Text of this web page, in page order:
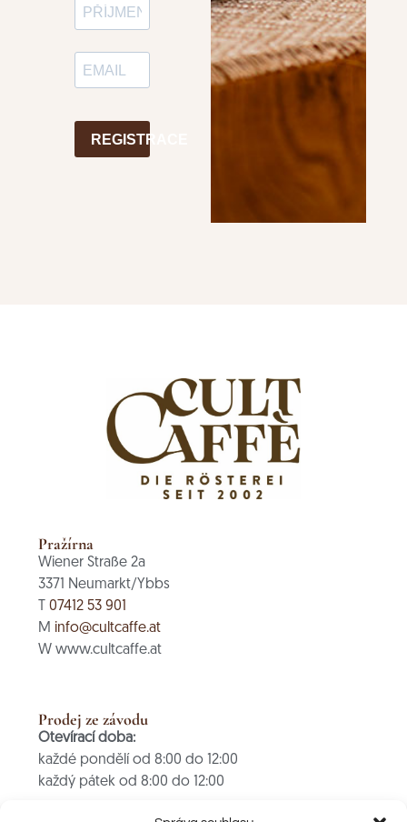
REGISTRACE
Pražírna
Wiener Straße 2a
3371 Neumarkt/Ybbs
T07412 53 901
M info@cultcaffe.at
W www.cultcaffe.at
Prodej ze závodu
Otevírací doba:
každé pondělí od 8:00 do 12:00
každý pátek od 8:00 do 12:00
PLATBA POUZE V HOTOVOSTI